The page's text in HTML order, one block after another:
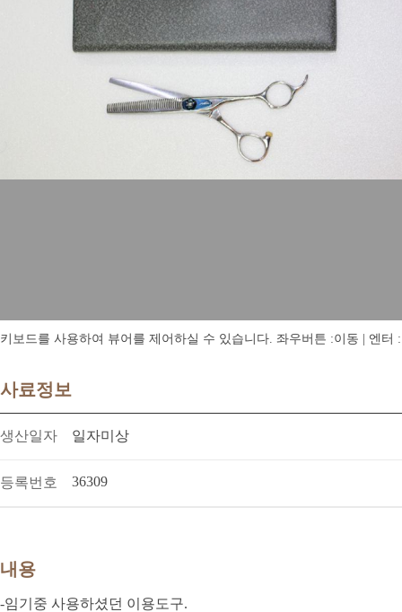
키보드를 사용하여 뷰어를 제어하실 수 있습니다. 좌우버튼 :이동 | 엔터
사료정보
생산일자 일자미상
등록번호 36309
내용
-임기중 사용하셨던 이용도구.